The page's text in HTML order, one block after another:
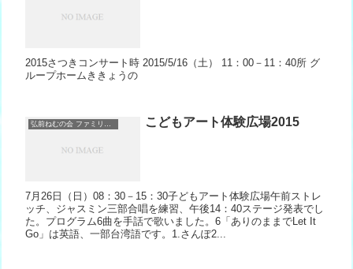
2015さつきコンサート時 2015/5/16（土） 11：00－11：40所 グ
ループホームききょうの
弘前ねむの会 ファミリーコーラス＆ノーザンウィング こどもアート体験広場2015
7月26日（日）08：30－15：30子どもアート体験広場午前ストレ
ッチ、ジャスミン三部合唱を練習、午後14：40ステージ発表でし
た。プログラム6曲を手話で歌いました。6「ありのままでLet It
Go」は英語、一部台湾語です。1.さんぽ2...